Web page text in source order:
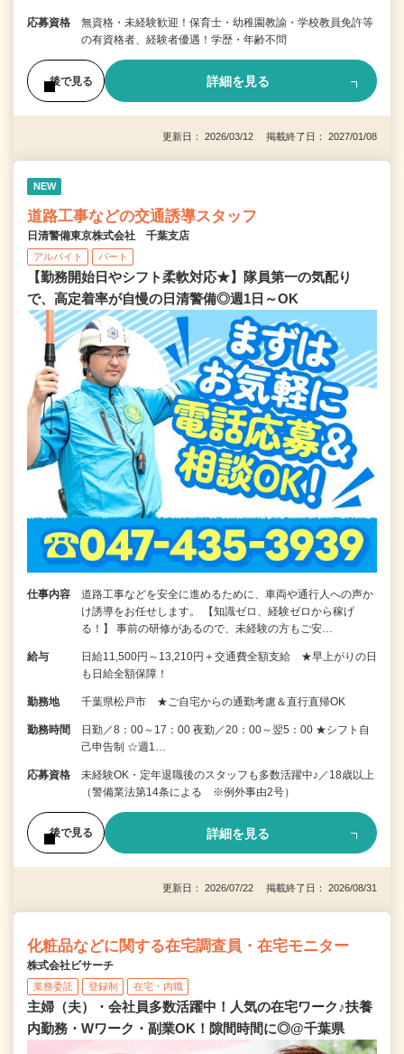
応募資格
無資格・未経験歓迎！保育士・幼稚園教諭・学校教員免許等
の有資格者、経験者優遇！学歴・年齢不問
後で見る 詳細を見る
更新日： 2026/03/12 掲載終了日： 2027/01/08
NEW
道路工事などの交通誘導スタッフ
日清警備東京株式会社 千葉支店
アルバイト パート
【勤務開始日やシフト柔軟対応★】隊員第一の気配り
で、高定着率が自慢の日清警備◎週1日～OK
仕事内容
道路工事などを安全に進めるために、車両や通行人への声か
け誘導をお任せします。 【知識ゼロ、経験ゼロから稼げ
る！】 事前の研修があるので、未経験の方もご安…
給与
日給11,500円～13,210円＋交通費全額支給 ★早上がりの日
も日給全額保障！
勤務地 千葉県松戸市 ★ご自宅からの通勤考慮＆直行直帰OK
勤務時間
日勤／8：00～17：00 夜勤／20：00～翌5：00 ★シフト自
己申告制 ☆週1…
応募資格
未経験OK・定年退職後のスタッフも多数活躍中♪／18歳以上
（警備業法第14条による ※例外事由2号）
後で見る 詳細を見る
更新日： 2026/07/22 掲載終了日： 2026/08/31
化粧品などに関する在宅調査員・在宅モニター
株式会社ビサーチ
業務委託 登録制 在宅・内職
主婦（夫）・会社員多数活躍中！人気の在宅ワーク♪扶養
内勤務・Wワーク・副業OK！隙間時間に◎@千葉県